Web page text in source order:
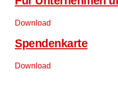
Download
Spendenkarte
Download